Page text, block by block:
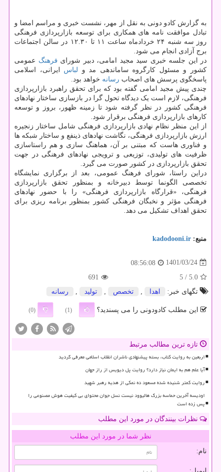
به گزارش کادو دونی به نقل از مهر، نشست خبری و مراسم امضا و
تبادل موافقت نامه های همکاری برای توسعه بازارپردازی فرهنگی
روز سه شنبه ۲۴ خردادماه ساعت ۱۱ تا ۱۲.۳۰ در سالن اجتماعات
برج آزادی انجام می شود.
در این جلسه خبری سید مجید امامی، دبیر شورای فرهنگ عمومی
کشور و مسئول کارگروه ساماندهی مد و لباس ایرانی، اسلامی
پاسخگوی پرسش های اصحاب رسانه خواهد بود.
چندی پیش مجید امامی گفته بود که برای تحقق راهبرد بازارپردازی
فرهنگی، لازم است یک دیدگاه تحول گرا در بازسازی ساختار نهادهای
فرهنگی کشور در نظر گرفته شود تا زمینه ظهور، بروز و توسعه
کارهای بازارپردازی فرهنگی برقرار شود.
از این منظر نظام نهادی بازارپردازی فرهنگی شامل ساختار زنجیره
ارزش بازارپردازی فرهنگی، نگاشت نهادهای ذینفع و ساختار شبکه ها
و فناوری هاست که مبتنی بر آن، هماهنگ سازی و هم راستاسازی
ظرفیت های تولیدی، توزیعی و ترویجی نهادهای فرهنگی در جهت
تحقق بازارپردازی در کشور صورت می گیرد.
دراین راستا، شورای فرهنگ عمومی، بعد از برگزاری نمایشگاه
تخصصی الگونما توسط دبیرخانه و بمنظور تحقق بازارپردازی
فرهنگی، «قرارگاه بازارپردازی فرهنگی» را با حضور نهادهای
فرهنگی مؤثر و نخبگان فرهنگی کشور بمنظور برنامه ریزی برای
تحقق اهداف تشکیل می دهد.
منبع: kadodooni.ir
1401/03/24
08:56:08
5.0
/ 5
691
تگهای خبر:
اهدا , تخصص , تولید , رسانه
این مطلب کادودونی را می پسندید؟ (1)
(0)
تازه ترین مطالب مرتبط
اربعین به روایت کتاب، بسته پیشنهادی ناشران انقلاب اسلامی معرفی گردید
آیا علم هم به ایمان نیاز دارد؟ روایت پل دیویس از راز جهان
روایت کمتر شنیده شده مسعود ده نمکی از هدیه رهبر شهید
اودیسه آخرین حماسه بزرگ هالیوود نیست نسل جوان محتوای بی کیفیت هوش مصنوعی را
پس زده است
نظرات بینندگان در مورد این مطلب
نظر شما در مورد این مطلب
نام: